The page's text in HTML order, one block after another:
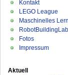
Kontakt
LEGO League
Maschinelles
RobotBuildingLab
Fotos
Impressum
Aktuell